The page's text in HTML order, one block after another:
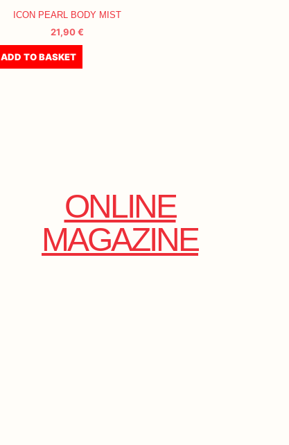
ICON PEARL BODY MIST
21,90€
ADD TO BASKET
ONLINE
MAGAZINE